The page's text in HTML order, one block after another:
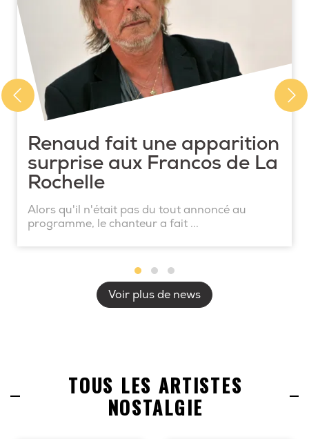
Renaud fait une apparition
surprise aux Francos de La
Rochelle
Alors qu'il n'était pas du tout annoncé au
programme, le chanteur a fait ...
Voir plus de news
TOUS LES ARTISTES
NOSTALGIE